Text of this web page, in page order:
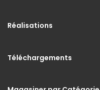
Réalisations
Téléchargements